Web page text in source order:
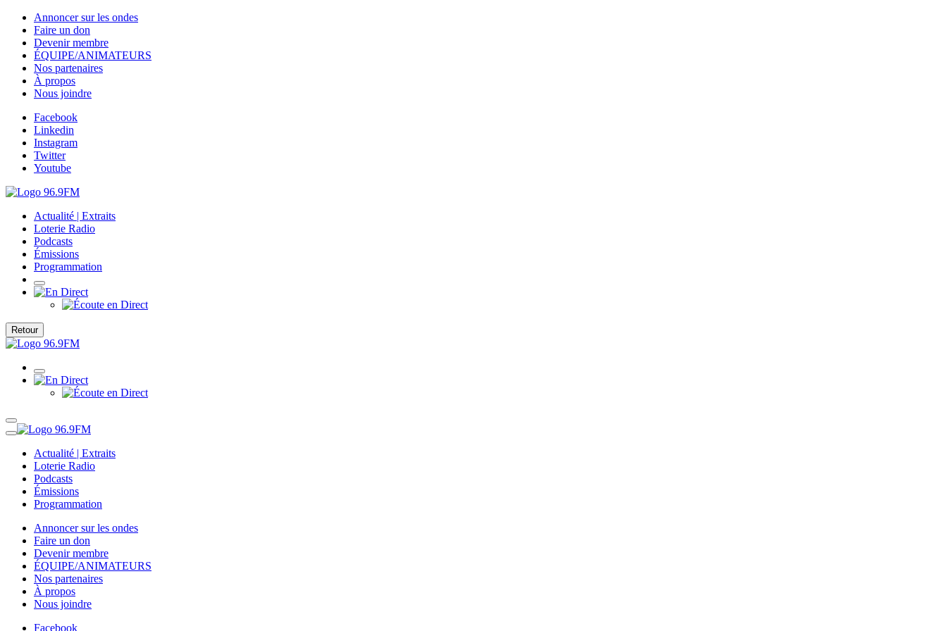
Annoncer sur les ondes
Faire un don
Devenir membre
ÉQUIPE/ANIMATEURS
Nos partenaires
À propos
Nous joindre
Facebook
Linkedin
Instagram
Twitter
Youtube
Actualité | Extraits
Loterie Radio
Podcasts
Émissions
Programmation
Retour
Actualité | Extraits
Loterie Radio
Podcasts
Émissions
Programmation
Annoncer sur les ondes
Faire un don
Devenir membre
ÉQUIPE/ANIMATEURS
Nos partenaires
À propos
Nous joindre
Facebook